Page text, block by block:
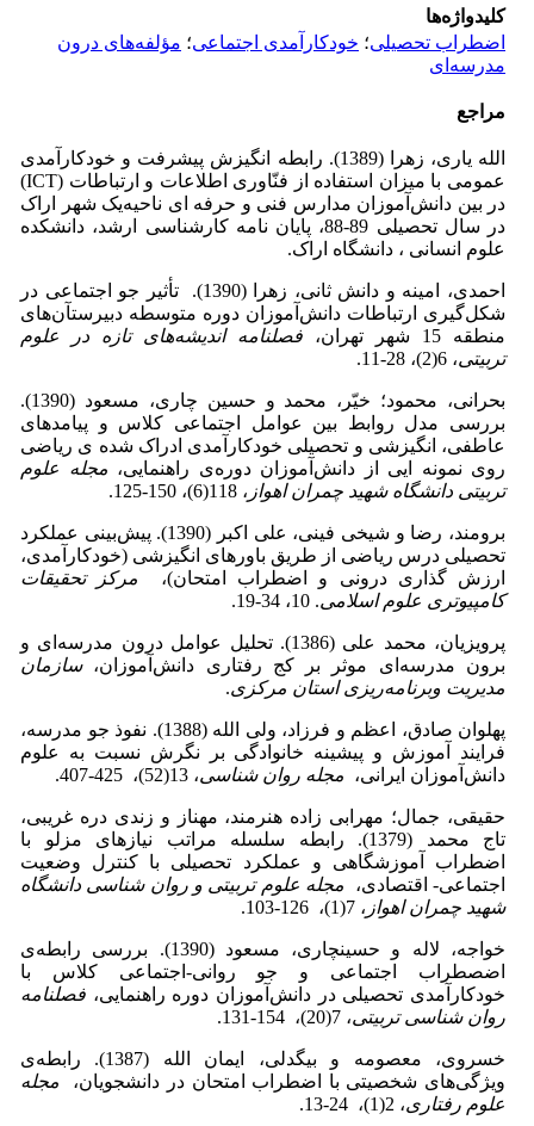
کلیدواژه‌ها
اضطراب تحصیلی؛ خودکارآمدی اجتماعی؛ مؤلفه‌های درون
مدرسه‌ای
مراجع
الله یاری، زهرا (1389). رابطه انگیزش پیشرفت و خودکارآمدی
عمومی با میزان استفاده از فنّاوری اطلاعات و ارتباطات (ICT)
در بین دانش‌آموزان مدارس فنی و حرفه ای ناحیه‌یک شهر اراک
در سال تحصیلی 89-88، پایان نامه کارشناسی ارشد، دانشکده
علوم انسانی ، دانشگاه اراک.
احمدی، امینه و دانش ثانی، زهرا (1390). تأثیر جو اجتماعی در
شکل‌گیری ارتباطات دانش‌آموزان دوره متوسطه دبیرستآن‌های
منطقه 15 شهر تهران،
فصلنامه اندیشه‌های تازه در علوم
تربیتی، 6(2)، 28-11.
بحرانی، محمود؛ خیّر، محمد و حسین چاری، مسعود (1390).
بررسی مدل روابط بین عوامل اجتماعی کلاس و پیامدهای
عاطفی، انگیزشی و تحصیلی خودکارآمدی ادراک شده ی ریاضی
روی نمونه ایی از دانش‌آموزان دوره‌ی راهنمایی، مجله علوم
تربیتی دانشگاه شهید چمران اهواز ، 118(6)، 150-125.
برومند، رضا و شیخی فینی، علی اکبر (1390). پیش‌بینی عملکرد
تحصیلی درس ریاضی از طریق باورهای انگیزشی (خودکارآمدی،
ارزش گذاری درونی و اضطراب امتحان)، مرکز تحقیقات
کامپیوتری علوم اسلامی. 10، 34-19.
پرویزیان، محمد علی (1386). تحلیل عوامل درون مدرسه‌ای و
برون مدرسه‌ای موثر بر کج رفتاری دانش‌آموزان،سازمان
مدیریت وبرنامه‌ریزی استان مرکزی.
پهلوان صادق، اعظم و فرزاد، ولی الله (1388). نفوذ جو مدرسه،
فرایند آموزش و پیشینه خانوادگی بر نگرش نسبت به علوم
دانش‌آموزان ایرانی، مجله روان شناسی، 13(52)، 425-407.
حقیقی، جمال؛ مهرابی زاده هنرمند، مهناز و زندی دره غریبی،
تاج محمد (1379). رابطه سلسله مراتب نیازهای مزلو با
اضطراب آموزشگاهی و عملکرد تحصیلی با کنترل وضعیت
اجتماعی- اقتصادی، مجله علوم تربیتی و روان شناسی دانشگاه
شهید چمران اهواز ، 7(1)، 126-103.
خواجه، لاله و حسینچاری، مسعود (1390). بررسی رابطه‌ی
اضصطراب اجتماعی و جو روانی-اجتماعی کلاس با
خودکارآمدی تحصیلی در دانش‌آموزان دوره راهنمایی، فصلنامه
روان شناسی تربیتی، 7(20)، 154-131.
خسروی، معصومه و بیگدلی، ایمان الله (1387). رابطه‌ی
ویژگی‌های شخصیتی با اضطراب امتحان در دانشجویان، مجله
علوم رفتاری، 2(1)، 24-13.